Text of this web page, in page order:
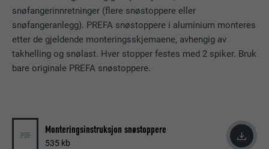
snøfangerinnretninger (flere snøstoppere eller
snøfangeranlegg). PREFA snøstoppere i aluminium monteres
etter de gjeldende monteringsskjemaene, avhengig av
takhelling og snølast. Hver stopper festes med 2 spiker. Bruk
bare originale PREFA snøstoppere.
PDF Monteringsinstruksjon snøstoppere
535 kb
NAVN GPS
TILBYDER YouTube
FORMÅL
geografisk GPS-posisjon.